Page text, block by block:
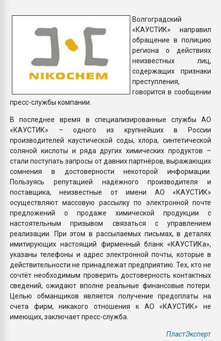
ПЕРЕЙТИ НА
Волгоградский
«КАУСТИК» направил
обращение в полицию
региона о действиях
неизвестных лиц,
содержащих признаки
преступления,
говорится в сообщении
пресс-службы компании.
В последнее время в специализированные службы АО
«КАУСТИК» – одного из крупнейших в России
производителей каустической соды, хлора, синтетической
соляной кислоты и ряда других химических продуктов –
стали поступать запросы от давних партнёров, выражающих
сомнения в достоверности некоторой информации.
Пользуясь репутацией надёжного производителя и
поставщика, неизвестные от имени АО «КАУСТИК»
осуществляют массовую рассылку по электронной почте
предложений о продаже химической продукции с
настоятельным призывом связаться с управлением
реализации. При этом в рассылаемых письмах, в деталях
имитирующих настоящий фирменный бланк «КАУСТИКа»,
указаны телефоны и адрес электронной почты, которые в
действительности не принадлежат предприятию. Тех, кто не
сочтёт необходимым проверить достоверность контактных
сведений, ожидают вполне реальные финансовые потери.
Целью обманщиков является получение предоплаты на
счета фирм, никакого отношения к АО «КАУСТИК» не
имеющих, заключает пресс-служба.
ПластЭксперт